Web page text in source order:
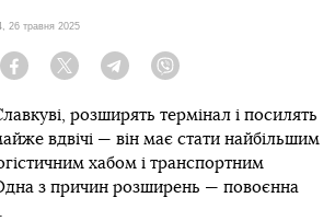
26 травня 2025
Facebook Twitter Telegram
розширять термінал і посилять
вдвічі — він має стати найбільшим
хабом і транспортним
з причин розширень — повоєнна